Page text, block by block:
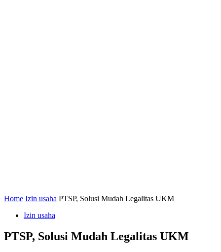
Home Izin usaha PTSP, Solusi Mudah Legalitas UKM
Izin usaha
PTSP, Solusi Mudah Legalitas UKM